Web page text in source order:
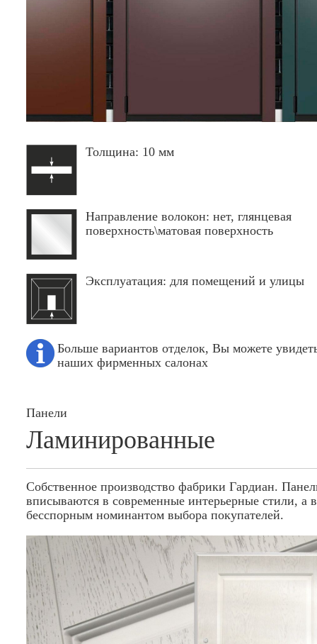
Толщина: 10 мм
Направление волокон: нет, глянцевая
поверхность\матовая поверхность
Эксплуатация: для помещений и улицы
Больше вариантов отделок, Вы можете
наших фирменных салонах
Панели
Ламинированные
Собственное производство фабрики Гардиан.
вписываются в современные интерьерные стили, а
бесспорным номинантом выбора покупателей.